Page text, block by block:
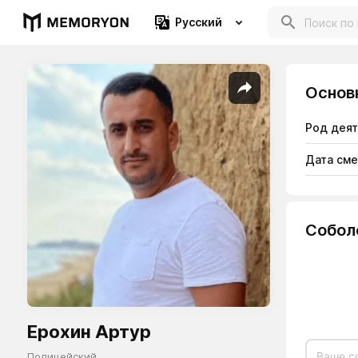
Русский
Ерохин Артур
Род
Дата